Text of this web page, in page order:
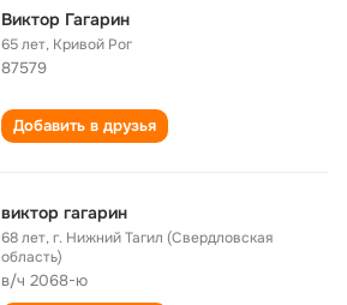
Виктор Гагарин
65 лет, Кривой Рог
87579
Добавить в друзья
виктор гагарин
68 лет,г. Нижний Тагил (Свердловская
область)
в/ч 2068-ю